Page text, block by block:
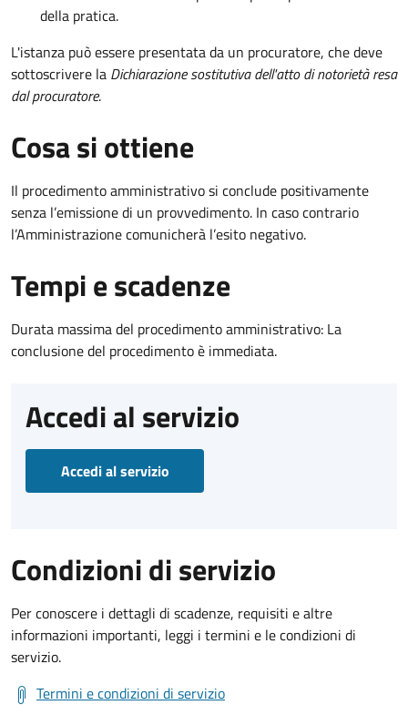
della pratica.
L'istanza può essere presentata da un procuratore, che deve
sottoscrivere la Dichiarazione sostitutiva dell'atto di notorietà resa
dal procuratore.
Cosa si ottiene
Il procedimento amministrativo si conclude positivamente
senza l’emissione di un provvedimento. In caso contrario
l’Amministrazione comunicherà l’esito negativo.
Tempi e scadenze
Durata massima del procedimento amministrativo: La
conclusione del procedimento è immediata.
Accedi al servizio
Accedi al servizio
Condizioni di servizio
Per conoscere i dettagli di scadenze, requisiti e altre
informazioni importanti, leggi i termini e le condizioni di
servizio.
Termini e condizioni di servizio